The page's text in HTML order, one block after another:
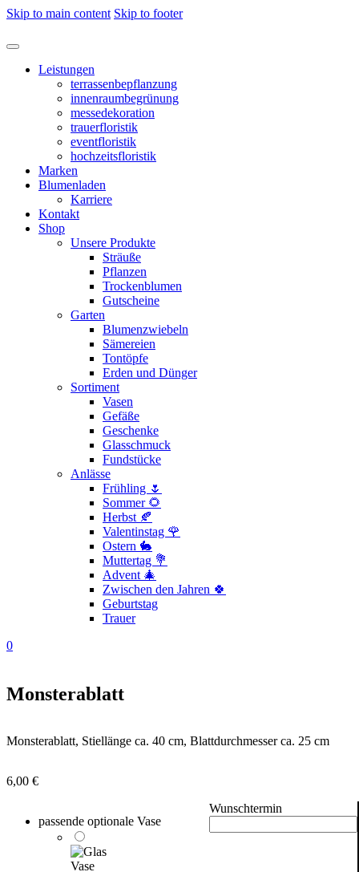
Skip to main content Skip to footer
Leistungen
terrassenbepflanzung
innenraumbegrünung
messedekoration
trauerfloristik
eventfloristik
hochzeitsfloristik
Marken
Blumenladen
Karriere
Kontakt
Shop
Unsere Produkte
Sträuße
Pflanzen
Trockenblumen
Gutscheine
Garten
Blumenzwiebeln
Sämereien
Tontöpfe
Erden und Dünger
Sortiment
Vasen
Gefäße
Geschenke
Glasschmuck
Fundstücke
Anlässe
Frühling 🌷
Sommer 🌻
Herbst 🍂
Valentinstag 🌹
Ostern 🐇
Muttertag 💐
Advent 🎄
Zwischen den Jahren 🍀
Geburtstag
Trauer
0
Monsterablatt
Monsterablatt, Stiellänge ca. 40 cm, Blattdurchmesser ca. 25 cm
6,00 €
passende optionale Vase
Wunschtermin